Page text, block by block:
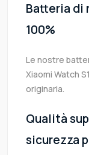
Batteria di
100%
Le nostre
Xiaomi Watch
originaria.
Qualità
sicurezza